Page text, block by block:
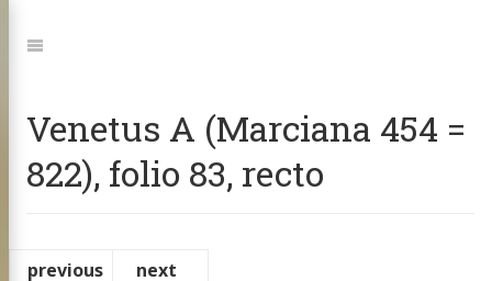
to:Navigation
Venetus A (Marciana 454 =
822), folio 83, recto
previous
next